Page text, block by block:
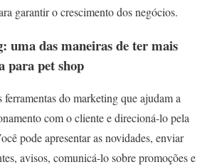
garantir o crescimento dos negócios.
uma das maneiras de ter mais
para pet shop
ferramentas do marketing que ajudam a
com o cliente e direcioná-lo pela
pode apresentar as novidades, enviar
avisos, comunicá-lo sobre promoções e